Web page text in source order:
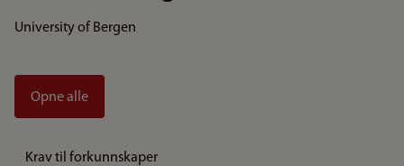
University of Bergen
Opne alle
Krav til forkunnskaper